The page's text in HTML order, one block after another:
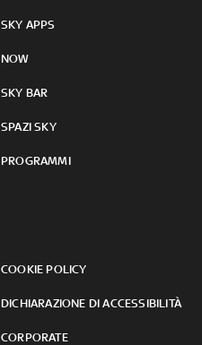
SKY APPS
NOW
SKY BAR
SPAZI SKY
PROGRAMMI
COOKIE POLICY
DICHIARAZIONE DI ACCESSIBILITÀ
CORPORATE